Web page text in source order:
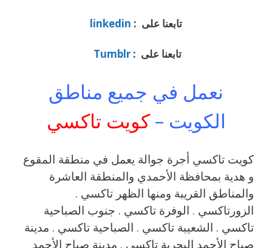
تابعنا على : linkedin
تابعنا على :Tumblr
نعمل في جميع مناطق
الكويت –كويت تاكسي
كويت تاكسي أجرة جوالة يعمل في منطقة المقوع
و هدية بمحافظة الأحمدي والمنطقة العاشرة
والمناطق القريبة ‎ومنها الظهر تاكسي .
الزورتاكسي . الوفرة تاكسي . جنوب الصباحية
تاكسي . الشعيبة تاكسي . الصباحية تاكسي . مدينة
صباح الأحمد البحرية تاكسي . مدينة صباح الأحمد